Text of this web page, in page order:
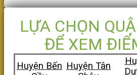
LỰA CHỌN
ĐỂ XEM
Huyện Bến Huyện Tân